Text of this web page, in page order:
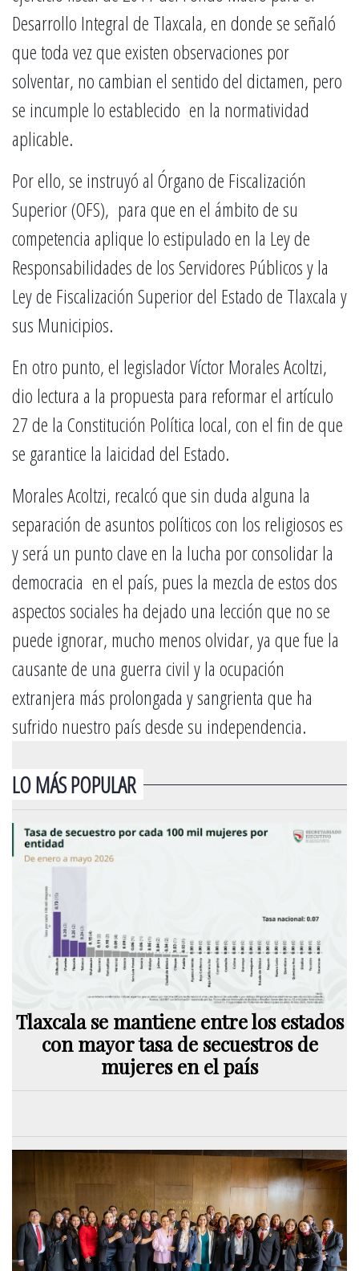
Desarrollo Integral de Tlaxcala, en donde se señaló
que toda vez que existen observaciones por
solventar, no cambian el sentido del dictamen, pero
se incumple lo establecido en la normatividad
aplicable.
Por ello, se instruyó al Órgano de Fiscalización
Superior (OFS), para que en el ámbito de su
competencia aplique lo estipulado en la Ley de
Responsabilidades de los Servidores Públicos y la
Ley de Fiscalización Superior del Estado de Tlaxcala y
sus Municipios.
En otro punto, el legislador Víctor Morales Acoltzi,
dio lectura a la propuesta para reformar el artículo
27 de la Constitución Política local, con el fin de que
se garantice la laicidad del Estado.
Morales Acoltzi, recalcó que sin duda alguna la
separación de asuntos políticos con los religiosos es
y será un punto clave en la lucha por consolidar la
democracia en el país, pues la mezcla de estos dos
aspectos sociales ha dejado una lección que no se
puede ignorar, mucho menos olvidar, ya que fue la
causante de una guerra civil y la ocupación
extranjera más prolongada y sangrienta que ha
sufrido nuestro país desde su independencia.
LO MÁS POPULAR
Tlaxcala se mantiene entre los estados
con mayor tasa de secuestros de
mujeres en el país